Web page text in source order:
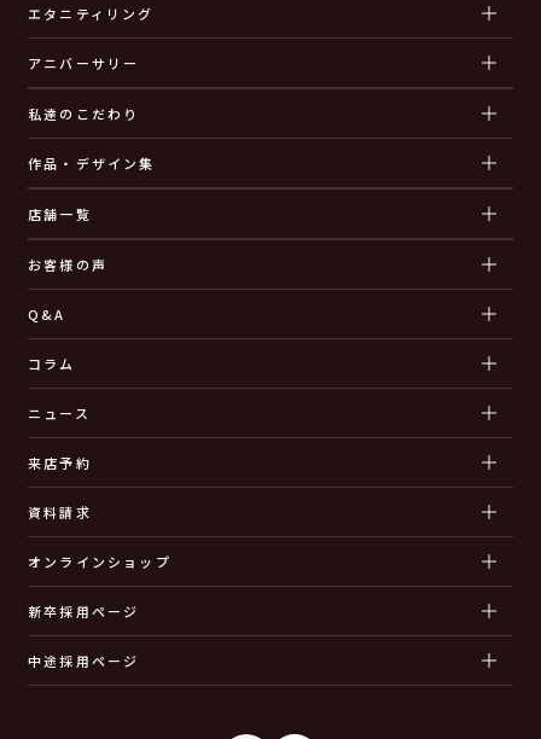
エタニティリング
アニバーサリー
私達のこだわり
作品・デザイン集
店舗一覧
お客様の声
Q&A
コラム
ニュース
来店予約
資料請求
オンラインショップ
新卒採用ページ
中途採用ページ